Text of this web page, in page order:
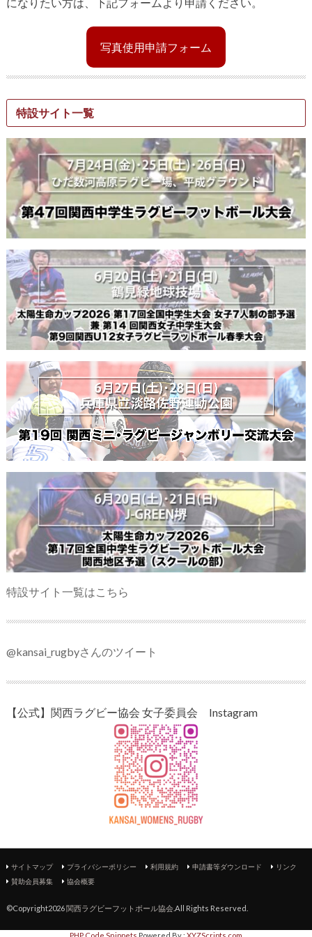
写真使用申請フォーム
特設サイト一覧
特設サイト一覧はこちら
@kansai_rugbyさんのツイート
【公式】関西ラグビー協会 女子委員会 Instagram
サイトマップ プライバシーポリシー 利用規約 申請書等ダウンロード
リンク
賛助会員募集
協会概要
©Copyright2026関西ラグビーフットボール協会.All Rights Reserved.
PHP Code Snippets Powered By : XYZScripts.com